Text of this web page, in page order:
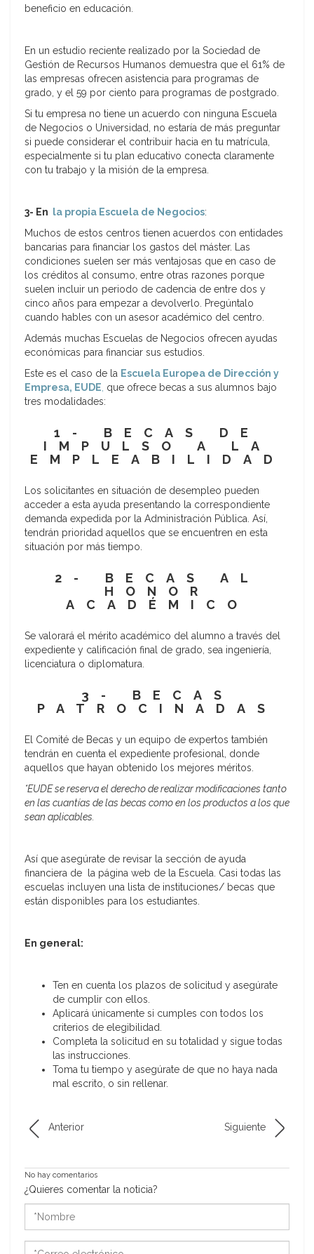
beneficio en educación.
En un estudio reciente realizado por la Sociedad de
Gestión de Recursos Humanos demuestra que el 61% de
las empresas ofrecen asistencia para programas de
grado, y el 59 por ciento para programas de postgrado.
Si tu empresa no tiene un acuerdo con ninguna Escuela
de Negocios o Universidad, no estaría de más preguntar
si puede considerar el contribuir hacia en tu matrícula,
especialmente si tu plan educativo conecta claramente
con tu trabajo y la misión de la empresa.
3- En la propia Escuela de Negocios:
Muchos de estos centros tienen acuerdos con entidades
bancarias para financiar los gastos del máster. Las
condiciones suelen ser más ventajosas que en caso de
los créditos al consumo, entre otras razones porque
suelen incluir un periodo de cadencia de entre dos y
cinco años para empezar a devolverlo. Pregúntalo
cuando hables con un asesor académico del centro.
Además muchas Escuelas de Negocios ofrecen ayudas
económicas para financiar sus estudios.
Este es el caso de la Escuela Europea de Dirección y
Empresa, EUDE que ofrece becas a sus alumnos bajo
tres modalidades:
1-
BECAS DE
IMPULSO A LA
EMPLEABILIDAD
Los solicitantes en situación de desempleo pueden
acceder a esta ayuda presentando la correspondiente
demanda expedida por la Administración Pública. Así,
tendrán prioridad aquellos que se encuentren en esta
situación por más tiempo.
2- BECAS AL
HONOR
ACADÉMICO
Se valorará el mérito académico del alumno a través del
expediente y calificación final de grado, sea ingeniería,
licenciatura o diplomatura.
3- BECAS
PATROCINADAS
El Comité de Becas y un equipo de expertos también
tendrán en cuenta el expediente profesional, donde
aquellos que hayan obtenido los mejores méritos.
*EUDE se reserva el derecho de realizar modificaciones tanto
en las cuantías de las becas como en los productos a los que
sean aplicables.
Así que asegúrate de revisar la sección de ayuda
financiera de la página web de la Escuela. Casi todas las
escuelas incluyen una lista de instituciones/ becas que
están disponibles para los estudiantes.
En general:
Ten en cuenta los plazos de solicitud y asegúrate
de cumplir con ellos.
Aplicará únicamente si cumples con todos los
criterios de elegibilidad.
Completa la solicitud en su totalidad y sigue todas
las instrucciones.
Toma tu tiempo y asegúrate de que no haya nada
mal escrito, o sin rellenar.
Anterior Siguiente
No hay comentarios
¿Quieres comentar la noticia?